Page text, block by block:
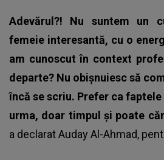
Adevărul?! Nu suntem un
femeie interesantă, cu o
am cunoscut în context
departe? Nu obișnuiesc să
încă se scriu. Prefer ca faptele
urma, doar timpul și poate
a declarat Auday Al-Ahmad,